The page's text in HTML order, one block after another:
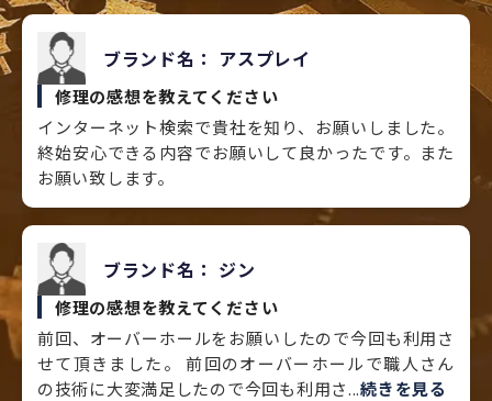
ブランド名： アスプレイ
修理の感想を教えてください
インターネット検索で貴社を知り、お願いしました。
終始安心できる内容でお願いして良かったです。また
お願い致します。
ブランド名： ジン
修理の感想を教えてください
前回、オーバーホールをお願いしたので今回も利用さ
せて頂きました。 前回のオーバーホールで職人さん
の技術に大変満足したので今回も利用さ...続きを見る